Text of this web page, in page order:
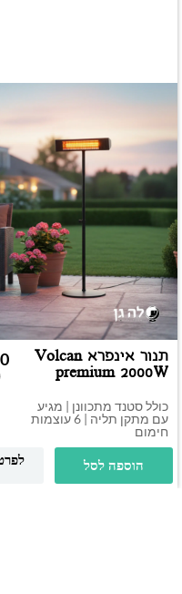
תנור אינפרא Volcan
premium 2000W
כולל סטנד מתכוונן | מגיע
עם מתקן תליה | 6 עוצמות
חימום
הוספה לסל